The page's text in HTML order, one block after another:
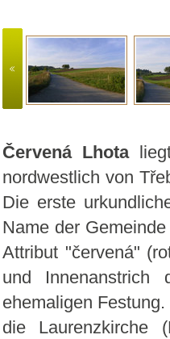
Červená Lhota
nordwestlich von
Die erste
Name der
Attribut "červená"
und Innenanstrich
ehemaligen
die Laurenzkirche